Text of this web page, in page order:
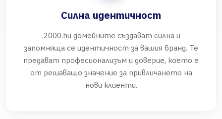
Силна идентичност
.2000.hu домейните създават силна и
запомняща се идентичност за вашия бранд. Те
предават професионализъм и доверие, което е
от решаващо значение за привличането на
нови клиенти.